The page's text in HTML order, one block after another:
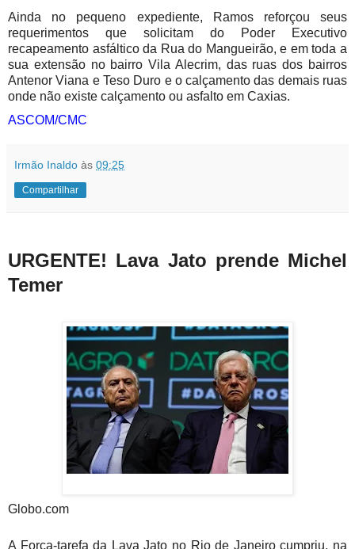
Ainda no pequeno expediente, Ramos reforçou seus
requerimentos que solicitam do Poder Executivo
recapeamento asfáltico da Rua do Mangueirão, e em toda a
sua extensão no bairro Vila Alecrim, das ruas dos bairros
Antenor Viana e Teso Duro e o calçamento das demais ruas
onde não existe calçamento ou asfalto em Caxias.
ASCOM/CMC
Irmão Inaldo às 09:25
Compartilhar
URGENTE! Lava Jato prende Michel
Temer
Globo.com
A Força-tarefa da Lava Jato no Rio de Janeiro cumpriu, na